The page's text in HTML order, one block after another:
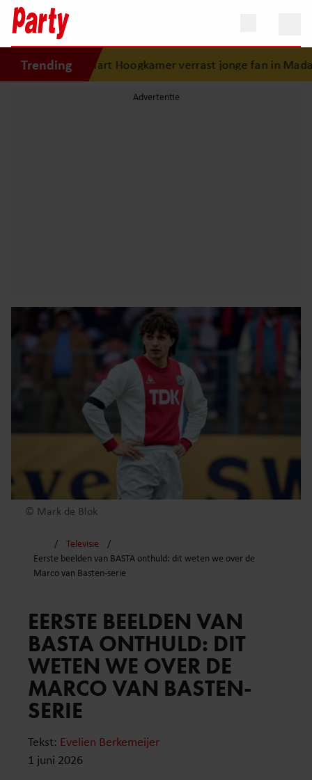
Trending
Hoogkamer verrast jonge fan in Madame Tussauds:
© Mark de Blok
Televisie
Eerste beelden van BASTA onthuld: dit weten we over de
Marco van Basten-serie
EERSTE BEELDEN VAN
BASTA ONTHULD: DIT
WETEN WE OVER DE
MARCO VAN BASTEN-
SERIE
Tekst: Evelien Berkemeijer
1 juni 2026